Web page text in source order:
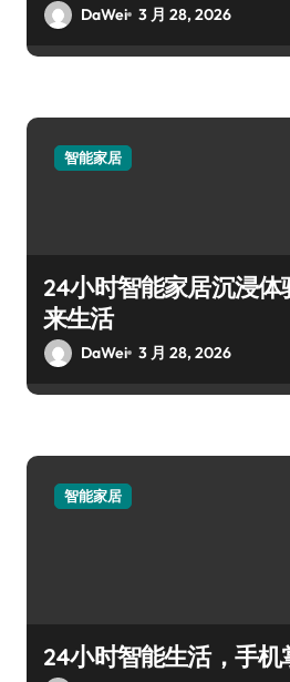
DaWei 3 月 28, 2026
智能家居
24小时智能家居沉浸
来生活
DaWei 3 月 28, 2026
智能家居
24小时智能生活，手机